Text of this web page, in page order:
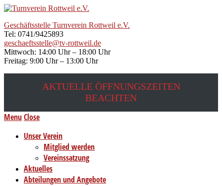
Geschäftsstelle Turnverein Rottweil e.V.
Tel: 0741/9425893
geschaeftsstelle@tv-rottweil.de
Mittwoch: 14:00 Uhr – 18:00 Uhr
Freitag: 9:00 Uhr – 13:00 Uhr
AKTUELLE ÖFFNUNGSZEITEN
BEACHTEN
MenuClose
Unser Verein
Mitglied werden
Vereinssatzung
Aktuelles
Abteilungen und Angebote